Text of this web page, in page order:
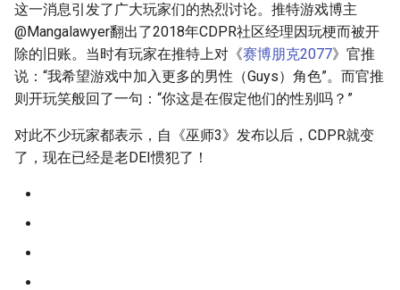
s
e
a
c
这一消息引发了广大玩家们的热烈讨论。推特游戏博主
@Mangalawyer翻出了2018年CDPR社区经理因玩梗而被开
除的旧账。当时有玩家在推特上对《赛博朋克2077》官推
说：“我希望游戏中加入更多的男性（Guys）角色”。而官推
则开玩笑般回了一句：“你这是在假定他们的性别吗？”
对此不少玩家都表示，自《巫师3》发布以后，CDPR就变
了，现在已经是老DEI惯犯了！